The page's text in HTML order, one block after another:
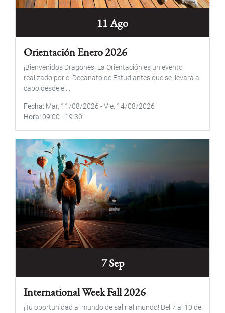
11 Ago
Orientación Enero 2026
¡Bienvenidos Dragones! La Orientación es un evento
realizado por el Decanato de Estudiantes que se llevará a
cabo desde el...
Fecha Mar, 11/08/2026 -Vie, 14/08/2026
Hora 09:00 - 19:30
7 Sep
International Week Fall 2026
¡Tu oportunidad al mundo de salir al mundo! Del 7 al 10 de